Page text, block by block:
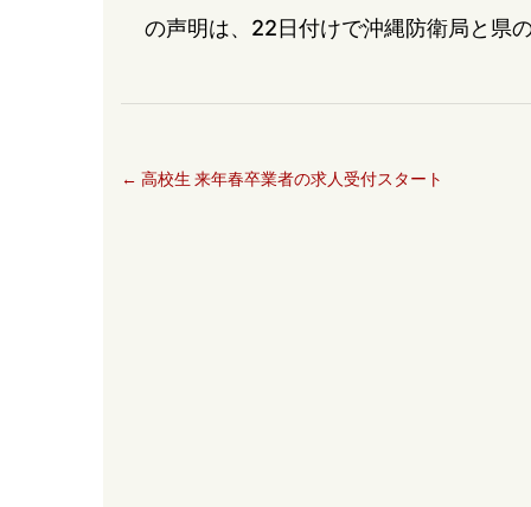
の声明は、22日付けで沖縄防衛局と県
← 高校生 来年春卒業者の求人受付スタート